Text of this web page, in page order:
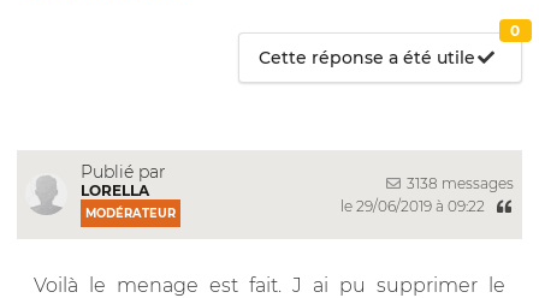
Cette réponse a été utile
0
Publié par
LORELLA
MODÉRATEUR
3138 messages
le 29/06/2019 à 09:22
Voilà le menage est fait. J ai pu supprimer le